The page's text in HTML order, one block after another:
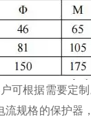
根据需要定制
规格的保护器